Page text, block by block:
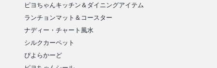
ピヨちゃんキッチン＆ダイニングアイテム
ランチョンマット＆コースター
ナディー・チャート風水
シルクカーペット
ぴよらかーど